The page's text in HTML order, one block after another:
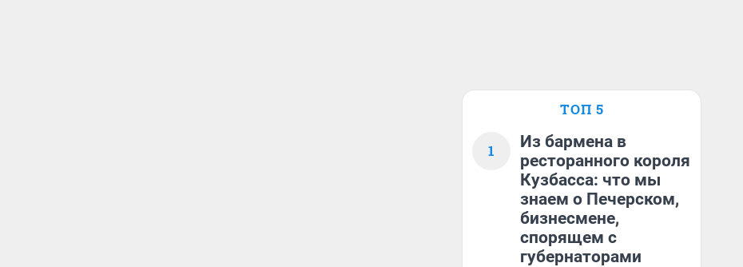
ТОП 5
1
Из бармена в
ресторанного короля
Кузбасса: что мы
знаем о Печерском,
бизнесмене,
спорящем с
губернаторами